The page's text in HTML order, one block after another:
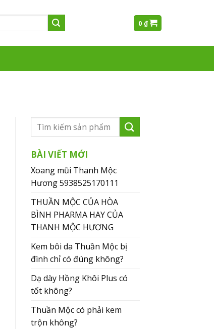
0 ₫
BÀI VIẾT MỚI
Xoang mũi Thanh Mộc
Hương 5938525170111
THUẦN MỘC CỦA HÒA
BÌNH PHARMA HAY CỦA
THANH MỘC HƯƠNG
Kem bôi da Thuần Mộc bị
đình chỉ có đúng không?
Dạ dày Hồng Khôi Plus có
tốt không?
Thuần Mộc có phải kem
trộn không?